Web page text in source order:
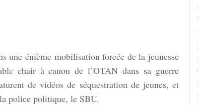
une énième mobilisation forcée de la jeunesse
chair à canon de l’OTAN dans sa guerre
de vidéos de séquestration de jeunes, et
police politique, le SBU.